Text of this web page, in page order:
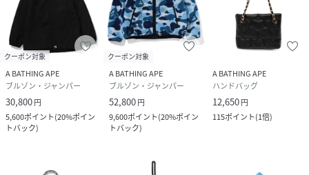
クーポン対象
A BATHING APE
ブルゾン・ジャンパー
30,800円
5,600ポイント(20%ポイン
トバック)
クーポン対象
A BATHING APE
ブルゾン・ジャンパー
52,800円
9,600ポイント(20%ポイン
トバック)
A BATHING APE
ハンドバッグ
12,650円
115ポイント(1倍)